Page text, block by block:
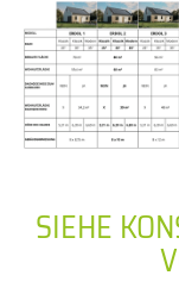
SIEHE